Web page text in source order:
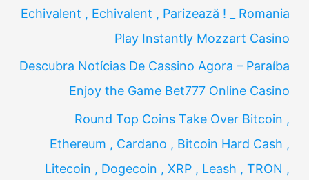
Echivalent , Echivalent , Parizează ! _ Romania
Play Instantly Mozzart Casino
Descubra Notícias De Cassino Agora – Paraíba
Enjoy the Game Bet777 Online Casino
Round Top Coins Take Over Bitcoin ,
Ethereum , Cardano , Bitcoin Hard Cash ,
Litecoin , Dogecoin , XRP , Leash , TRON ,